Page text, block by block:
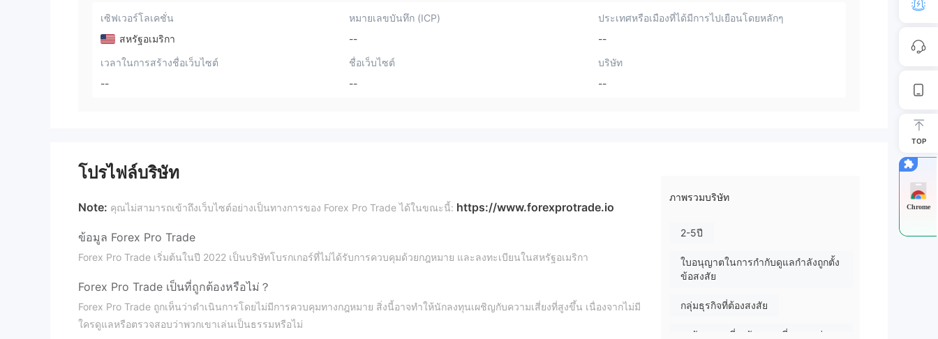
เซิฟเวอร์โลเคชั่น
สหรัฐอเมริกา
หมายเลขบันทึก (ICP)
--
ประเทศหรือเมืองที่ได้มีการไปเยือนโดยหลักๆ
--
เวลาในการสร้างชื่อเว็บไซต์
--
ชื่อเว็บไซต์
--
บริษัท
--
โปรไฟล์บริษัท
Note: คุณไม่สามารถเข้าถึงเว็บไซต์อย่างเป็นทางการของ Forex Pro Trade ได้ในขณะนี้: https://www.forexprotrade.io
ข้อมูล Forex Pro Trade
Forex Pro Trade เริ่มต้นในปี 2022 เป็นบริษัทโบรกเกอร์ที่ไม่ได้รับการควบคุมด้วยกฎหมาย และลงทะเบียนในสหรัฐอเมริกา
Forex Pro Trade เป็นที่ถูกต้องหรือไม่？
Forex Pro Trade ถูกเห็นว่าดำเนินการโดยไม่มีการควบคุมทางกฎหมาย สิ่งนี้อาจทำให้นักลงทุนเผชิญกับความเสี่ยงที่สูงขึ้น เนื่องจากไม่มี
ใครดูแลหรือตรวจสอบว่าพวกเขาเล่นเป็นธรรมหรือไม่
ภาพรวมบริษัท
2-5ปี
ใบอนุญาตในการกำกับดูแลกำลังถูกตั้ง
ข้อสงสัย
กลุ่มธุรกิจที่ต้องสงสัย
ระวังความเสี่ยงอันตรายที่อาจจะซ่อน
TOP
Chrome